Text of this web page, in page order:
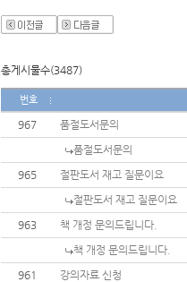
총게시물수(3487)
번호
967
품절도서문의
품절도서문의
965
절판도서 재고 질문이요
절판도서 재고 질문이요
963
책 개정 문의드립니다.
책 개정 문의드립니다.
961
강의자료 신청